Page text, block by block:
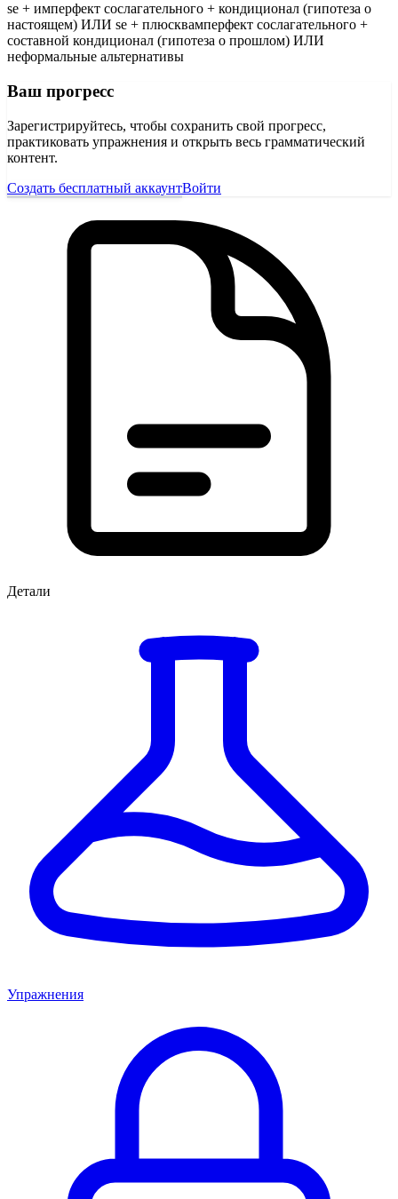
se + имперфект сослагательного + кондиционал (гипотеза о
настоящем) ИЛИ se + плюсквамперфект сослагательного +
составной кондиционал (гипотеза о прошлом) ИЛИ
неформальные альтернативы
Ваш прогресс
Зарегистрируйтесь, чтобы сохранить свой прогресс,
практиковать упражнения и открыть весь грамматический
контент.
Создать бесплатный аккаунтВойти
Детали
Упражнения